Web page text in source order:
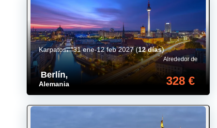
Berlín,
Alemania
Alrededor de
328 €
Karpatos 31 ene-12 feb 2027(12 días)